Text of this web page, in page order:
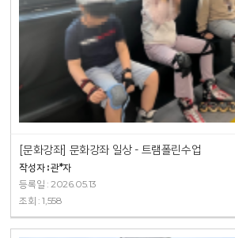
[문화강좌] 문화강좌 일상 - 트램폴린수업
작성자 : 관*자
등록일 : 2026.05.13
조회 : 1,558